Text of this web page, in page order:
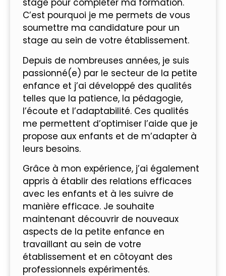
stage pour compléter ma formation.
C’est pourquoi je me permets de vous
soumettre ma candidature pour un
stage au sein de votre établissement.
Depuis de nombreuses années, je suis
passionné(e) par le secteur de la petite
enfance et j’ai développé des qualités
telles que la patience, la pédagogie,
l’écoute et l’adaptabilité. Ces qualités
me permettent d’optimiser l’aide que je
propose aux enfants et de m’adapter à
leurs besoins.
Grâce à mon expérience, j’ai également
appris à établir des relations efficaces
avec les enfants et à les suivre de
manière efficace. Je souhaite
maintenant découvrir de nouveaux
aspects de la petite enfance en
travaillant au sein de votre
établissement et en côtoyant des
professionnels expérimentés.